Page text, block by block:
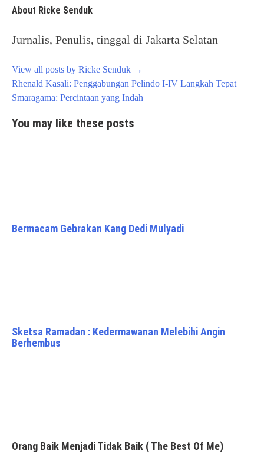
About Ricke Senduk
Jurnalis, Penulis, tinggal di Jakarta Selatan
View all posts by Ricke Senduk →
Post
navigation
Rhenald Kasali: Penggabungan Pelindo I-IV Langkah Tepat
Smaragama: Percintaan yang Indah
You may like these posts
Bermacam Gebrakan Kang Dedi Mulyadi
Sketsa Ramadan : Kedermawanan Melebihi Angin
Berhembus
Orang Baik Menjadi Tidak Baik ( The Best Of Me)